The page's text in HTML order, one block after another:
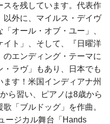
スを残しています。代表作
以外に、マイルス・デイヴ
オール・オブ・ユー」、
イト」、そして、『日曜洋
エンディング・テーマに
・ラヴ」もあり、日本でも
す！米国インディアナ州
ら習い、ピアノは8歳から
「ブルドッグ」を作曲。
ージカル舞台「Hands